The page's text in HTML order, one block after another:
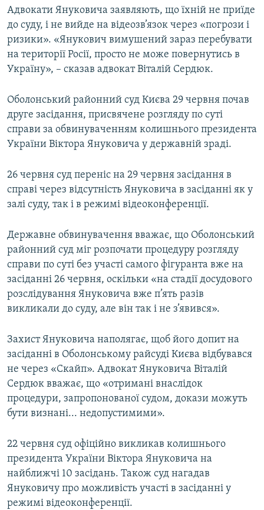
Адвокати Януковича заявляють, що їхній не приїде
до суду, і не вийде на відеозв’язок через «погрози і
ризики». «Янукович вимушений зараз перебувати
на території Росії, просто не може повернутись в
Україну», – сказав адвокат Віталій Сердюк.
Оболонський районний суд Києва 29 червня почав
друге засідання, присвячене розгляду по суті
справи за обвинуваченням колишнього президента
України Віктора Януковича у державній зраді.
26 червня суд переніс на 29 червня засідання в
справі через відсутність Януковича в засіданні як у
залі суду, так і в режимі відеоконференції.
Державне обвинувачення вважає, що Оболонський
районний суд міг розпочати процедуру розгляду
справи по суті без участі самого фігуранта вже на
засіданні 26 червня, оскільки «на стадії досудового
розслідування Януковича вже п’ять разів
викликали до суду, але він так і не з’явився».
Захист Януковича наполягає, щоб його допит на
засіданні в Оболонському райсуді Києва відбувався
не через «Скайп». Адвокат Януковича Віталій
Сердюк вважає, що «отримані внаслідок
процедури, запропонованої судом, докази можуть
бути визнані... недопустимими».
22 червня суд офіційно викликав колишнього
президента України Віктора Януковича на
найближчі 10 засідань. Також суд нагадав
Януковичу про можливість участі в засіданні у
режимі відеоконференції.